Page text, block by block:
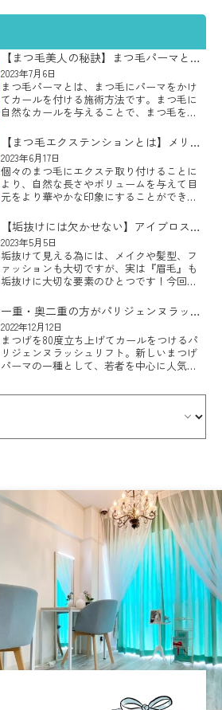
【まつ毛美人の秘訣】まつ毛パーマとア
イケアの重要性
2023年7月6日
まつ毛パーマとは、まつ毛にパーマをかけ
てカールを付ける施術方法です。まつ毛に
自然なカールを与えることで、まつ毛をよ
することができ、カールがついたまつ毛は
目を大きく見せたり、目力をアッ […]
【まつ毛エクステンションとは】メリッ
ト・デメリットと素材やおすすめデザイ
ンをご紹介！
2023年6月17日
個々のまつ毛にエクステ取り付けることに
より、自然な長さやボリュームを与えて目
元をより華やかな印象にすることができる
元に似合う素材やデザインが何なのかわか
らないとお悩みの方も多いのでは […]
【垢抜けには欠かせない】アイブロスタ
イリングの大切さを徹底解説！
2023年5月5日
垢抜けて見える為には、メイクや髪型、フ
ァッションも大切ですが、実は『眉毛』も
垢抜けに大切な要素のひとつです！今回
重要な要素となる『眉毛』を整える『アイ
ブロウスタイリング』についてご説 […]
一重・奥二重の方がパリジェンヌラッシ
ュリフトを受ける際のポイント
2022年12月12日
まつげを80度立ち上げてカールをつけるパ
リジェンヌラッシュリフト。新しいまつげ
パーマの一種として、若者を中心に人気が
やかで若々しく見えるということから人気